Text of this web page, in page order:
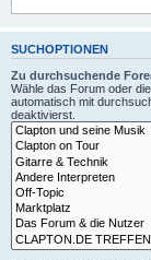
SUCHOPTIONEN
Zu durchsuchende
Wähle das Forum oder
automatisch mit
deaktivierst.